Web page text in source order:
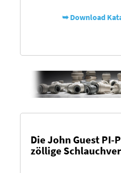
➥ Download
Die John Guest
zöllige